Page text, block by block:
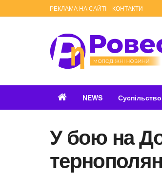
РЕКЛАМА НА САЙТІ КОНТАКТИ
NEWS Суспільство
У бою на